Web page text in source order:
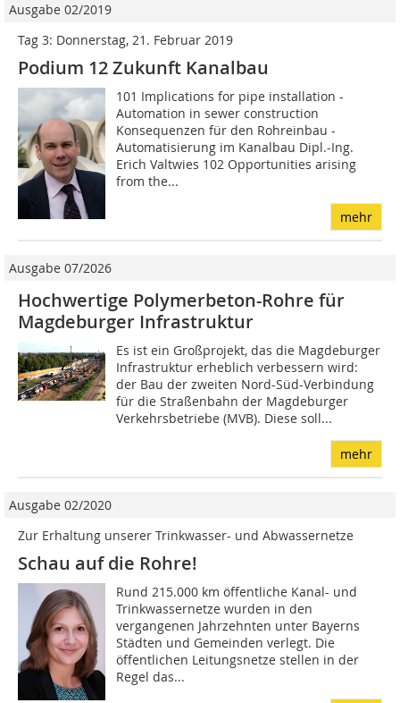
Ausgabe 02/2019
Tag 3: Donnerstag, 21. Februar 2019
Podium 12 Zukunft Kanalbau
101 Implications for pipe installation -
Automation in sewer construction
Konsequenzen für den Rohreinbau -
Automatisierung im Kanalbau Dipl.-Ing.
Erich Valtwies 102 Opportunities arising
from the...
mehr
Ausgabe 07/2026
Hochwertige Polymerbeton-Rohre für
Magdeburger Infrastruktur
Es ist ein Großprojekt, das die Magdeburger
Infrastruktur erheblich verbessern wird:
der Bau der zweiten Nord-Süd-Verbindung
für die Straßenbahn der Magdeburger
Verkehrsbetriebe (MVB). Diese soll...
mehr
Ausgabe 02/2020
Zur Erhaltung unserer Trinkwasser- und Abwassernetze
Schau auf die Rohre!
Rund 215.000 km öffentliche Kanal- und
Trinkwassernetze wurden in den
vergangenen Jahrzehnten unter Bayerns
Städten und Gemeinden verlegt. Die
öffentlichen Leitungsnetze stellen in der
Regel das...